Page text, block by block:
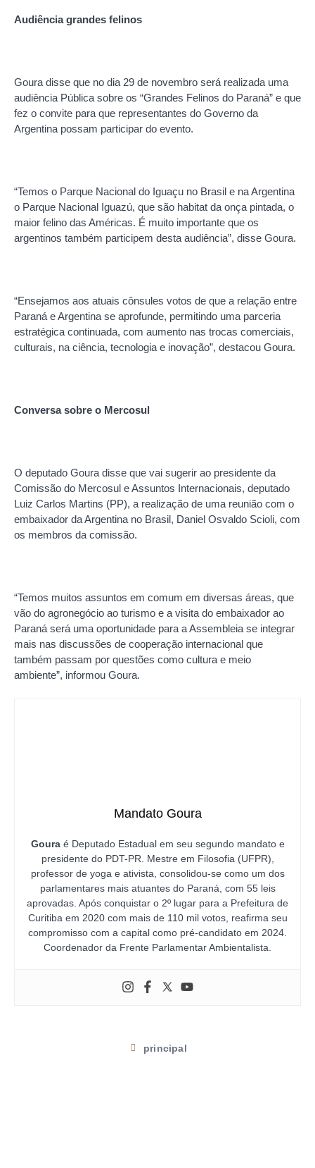
Audiência grandes felinos
Goura disse que no dia 29 de novembro será realizada uma
audiência Pública sobre os “Grandes Felinos do Paraná” e que
fez o convite para que representantes do Governo da
Argentina possam participar do evento.
“Temos o Parque Nacional do Iguaçu no Brasil e na Argentina
o Parque Nacional Iguazú, que são habitat da onça pintada, o
maior felino das Américas. É muito importante que os
argentinos também participem desta audiência”, disse Goura.
“Ensejamos aos atuais cônsules votos de que a relação entre
Paraná e Argentina se aprofunde, permitindo uma parceria
estratégica continuada, com aumento nas trocas comerciais,
culturais, na ciência, tecnologia e inovação”, destacou Goura.
Conversa sobre o Mercosul
O deputado Goura disse que vai sugerir ao presidente da
Comissão do Mercosul e Assuntos Internacionais, deputado
Luiz Carlos Martins (PP), a realização de uma reunião com o
embaixador da Argentina no Brasil, Daniel Osvaldo Scioli, com
os membros da comissão.
“Temos muitos assuntos em comum em diversas áreas, que
vão do agronegócio ao turismo e a visita do embaixador ao
Paraná será uma oportunidade para a Assembleia se integrar
mais nas discussões de cooperação internacional que
também passam por questões como cultura e meio
ambiente”, informou Goura.
Mandato Goura
Gouraé Deputado Estadual em seu segundo mandato e
presidente do PDT-PR. Mestre em Filosofia (UFPR),
professor de yoga e ativista, consolidou-se como um dos
parlamentares mais atuantes do Paraná, com 55 leis
aprovadas. Após conquistar o 2º lugar para a Prefeitura de
Curitiba em 2020 com mais de 110 mil votos, reafirma seu
compromisso com a capital como pré-candidato em 2024.
Coordenador da Frente Parlamentar Ambientalista.
principal